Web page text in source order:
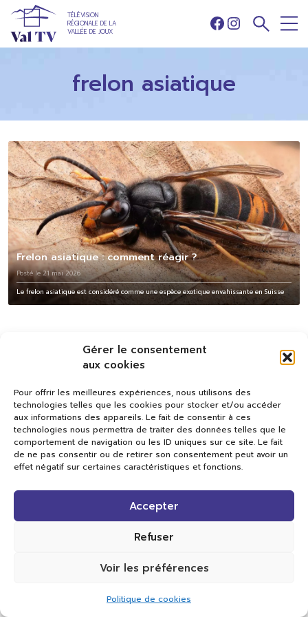
Gérer le consentement
aux cookies
Pour offrir les meilleures expériences, nous utilisons des
technologies telles que les cookies pour stocker et/ou accéder
aux informations des appareils. Le fait de consentir à ces
technologies nous permettra de traiter des données telles que le
comportement de navigation ou les ID uniques sur ce site. Le fait
de ne pas consentir ou de retirer son consentement peut avoir un
effet négatif sur certaines caractéristiques et fonctions.
Accepter
Refuser
Voir les préférences
Politique de cookies
TÉLÉVISION
RÉGIONALE DE LA
VALLÉE DE JOUX
Facebook
Instagram
frelon asiatique
Frelon asiatique : comment réagir ?
Posté le 21 mai 2026
Le frelon asiatique est considéré comme une espèce exotique envahissante en Suisse
Val TV
Centre de Compétences Médias
Rue du Pont-Neuf 24
Tous droits réservés.
Réalisation Cavin-Baudat Digital Lab